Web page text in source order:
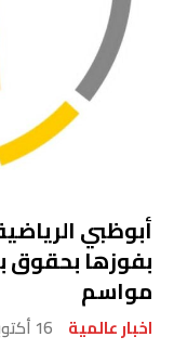
أبوظبي
بفوزها بحقوق
مواسم
اخبار عالمية 16 أكتوبر، 2025